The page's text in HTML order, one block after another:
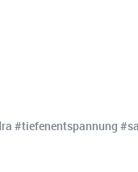
#tiefenentspannung